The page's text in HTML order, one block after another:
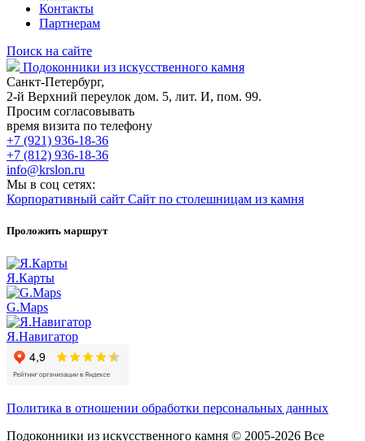
Контакты
Партнерам
Поиск на сайте
Подоконники из искусственного камня
Санкт-Петербург,
2-й Верхний переулок дом. 5, лит. И, пом. 99.
Просим согласовывать
время визита по телефону
+7 (921) 936-18-36
+7 (812) 936-18-36
info@krslon.ru
Мы в соц сетях:
Корпоративный сайт Сайт по столешницам из камня
Проложить маршрут
Я.Карты
G.Maps
Я.Навигатор
Политика в отношении обработки персональных данных
Подоконники из искусственного камня © 2005-2026 Все